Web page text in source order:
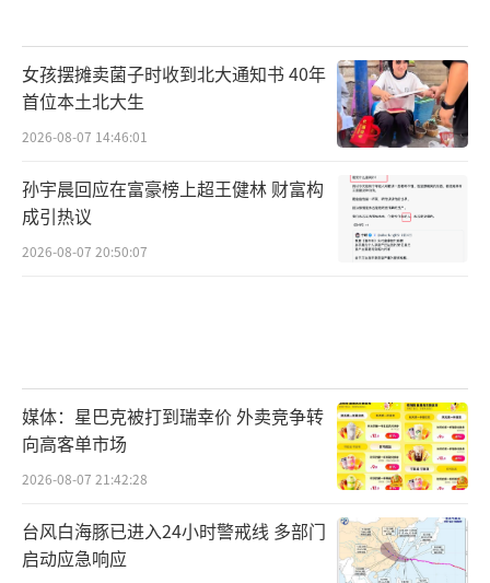
女孩摆摊卖菌子时收到北大通知书 40年
首位本土北大生
2026-08-07 14:46:01
孙宇晨回应在富豪榜上超王健林 财富构
成引热议
2026-08-07 20:50:07
媒体：星巴克被打到瑞幸价 外卖竞争转
向高客单市场
2026-08-07 21:42:28
台风白海豚已进入24小时警戒线 多部门
启动应急响应